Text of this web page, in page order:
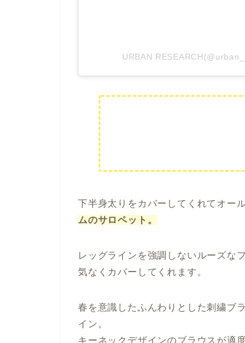
URBAN
下半身太りをカバーしてくれてオー
ムのサロペット。
レッグラインを強調しないルーズな
気なくカバーしてくれます。
春を意識したふんわりとした刺繍ブ
イン。
キーネックデザインのブラウスが適